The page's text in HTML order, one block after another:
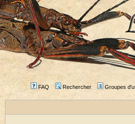
FAQ Rechercher Groupes